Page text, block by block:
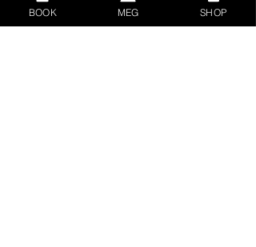
Pris
BOOK MEG SHOP